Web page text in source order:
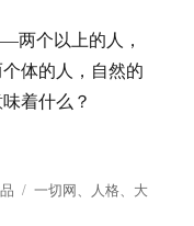
两个以上的人，
体的人，自然的
着什么？
”
标
一切网、 人格、 大